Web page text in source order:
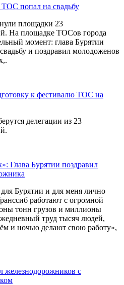
ТОС попал на свадьбу
площадки 23
На площадке ТОСов города
момент: глава Бурятии
и поздравил молодоженов
к фестивалю ТОС на
делегации из 23
Глава Бурятии поздравил
Бурятии и для меня лично
работают с огромной
тонн грузов и миллионы
труд тысяч людей,
и ночью делают свою работу»,
железнодорожников с